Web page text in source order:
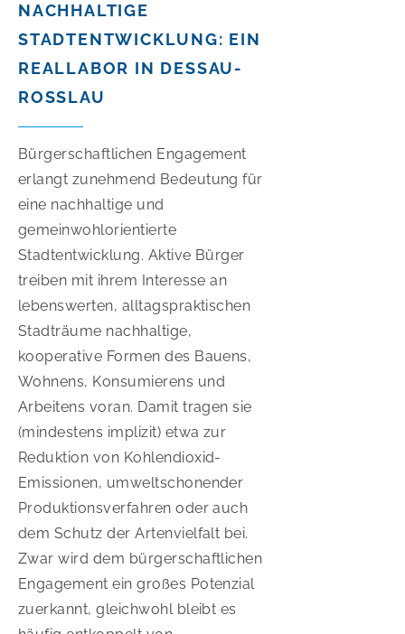
NACHHALTIGE
STADTENTWICKLUNG: EIN
REALLABOR IN DESSAU-
ROSSLAU
Bürgerschaftlichen Engagement
erlangt zunehmend Bedeutung für
eine nachhaltige und
gemeinwohlorientierte
Stadtentwicklung. Aktive Bürger
treiben mit ihrem Interesse an
lebenswerten, alltagspraktischen
Stadträume nachhaltige,
kooperative Formen des Bauens,
Wohnens, Konsumierens und
Arbeitens voran. Damit tragen sie
(mindestens implizit) etwa zur
Reduktion von Kohlendioxid-
Emissionen, umweltschonender
Produktionsverfahren oder auch
dem Schutz der Artenvielfalt bei.
Zwar wird dem bürgerschaftlichen
Engagement ein großes Potenzial
zuerkannt, gleichwohl bleibt es